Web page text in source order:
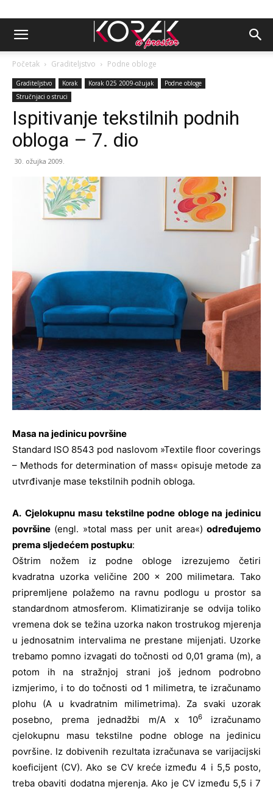
Početak Graditeljstvo Podne obloge
Graditeljstvo Korak Korak 025 2009-ožujak
Podne obloge
Stručnjaci o struci
Ispitivanje tekstilnih podnih
obloga – 7. dio
30. ožujka 2009.
Masa na jedinicu površine
Standard ISO 8543 pod naslovom »Textile floor coverings
– Methods for determination of mass« opisuje metode za
utvrđivanje mase tekstilnih podnih obloga.
A. Cjelokupnu masu tekstilne podne obloge na jedinicu
površine (engl. »total mass per unit area«) određujemo
prema sljedećem postupku:
Oštrim nožem iz podne obloge izrezujemo četiri
kvadratna uzorka veličine 200 x 200 milimetara. Tako
pripremljene polažemo na ravnu podlogu u prostor sa
standardnom atmosferom. Klimatiziranje se odvija toliko
vremena dok se težina uzorka nakon trostrukog mjerenja
u jednosatnim intervalima ne prestane mijenjati. Uzorke
trebamo pomno izvagati do točnosti od 0,01 grama (m), a
potom ih na stražnjoj strani još jednom podrobno
izmjerimo, i to do točnosti od 1 milimetra, te izračunamo
plohu (A u kvadratnim milimetrima). Za svaki uzorak
posebno, prema jednadžbi m/A x 106izračunamo
cjelokupnu masu tekstilne podne obloge na jedinicu
površine. Iz dobivenih rezultata izračunava se varijacijski
koeficijent (CV). Ako se CV kreće između 4 i 5,5 posto,
treba obaviti dodatna mjerenja. Ako je CV između 5,5 i 7